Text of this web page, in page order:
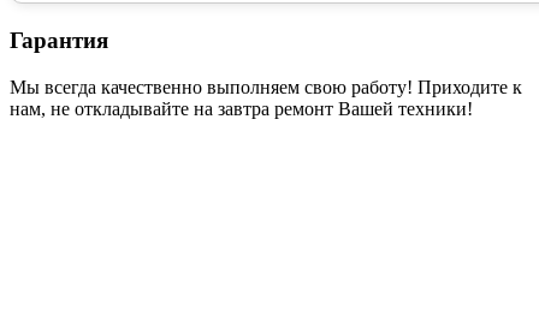
Гарантия
Мы всегда качественно выполняем свою работу! Приходите к
нам, не откладывайте на завтра ремонт Вашей техники!